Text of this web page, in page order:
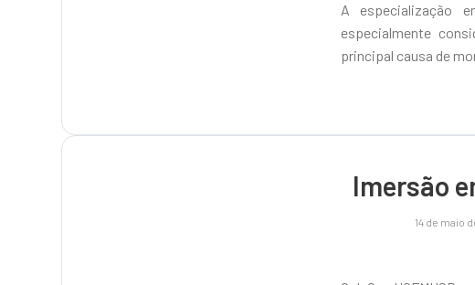
A especialização
especialmente
principal causa de
Imersão
14 de maio